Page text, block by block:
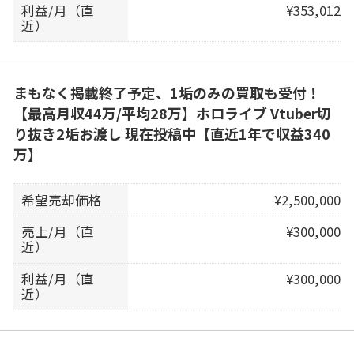
利益/月（直
近）
¥353,012
まもなく掲載終了予定、1垢のみの買取も受付！
【最高月収44万/平均28万】ホロライブ Vtuber切
り抜き2垢お渡し 現在投稿中【直近1年で収益340
万】
希望売却価格
¥2,500,000
売上/月（直
近）
¥300,000
利益/月（直
近）
¥300,000